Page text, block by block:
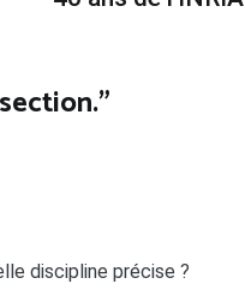
”
discipline précise ?